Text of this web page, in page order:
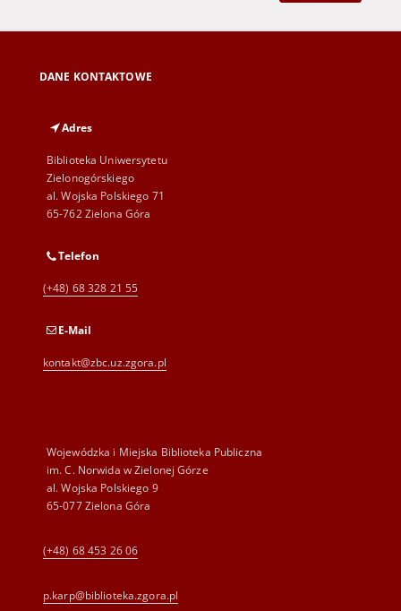
DANE KONTAKTOWE
Adres
Biblioteka Uniwersytetu
Zielonogórskiego
al. Wojska Polskiego 71
65-762 Zielona Góra
Telefon
(+48) 68 328 21 55
E-Mail
kontakt@zbc.uz.zgora.pl
Wojewódzka i Miejska Biblioteka Publiczna
im. C. Norwida w Zielonej Górze
al. Wojska Polskiego 9
65-077 Zielona Góra
(+48) 68 453 26 06
p.karp@biblioteka.zgora.pl